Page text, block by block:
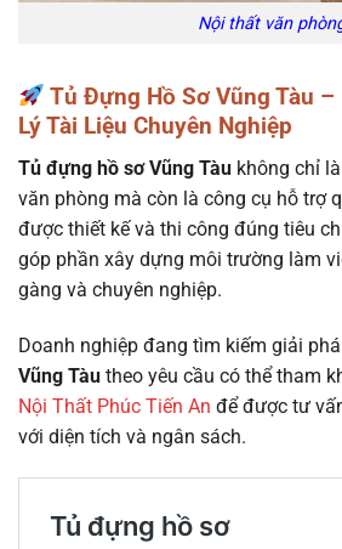
Nội thất văn
Tủ Đựng Hồ Sơ Vũng Tàu –
Lý Tài Liệu Chuyên Nghiệp
Tủ đựng hồ sơ Vũng Tàu không chỉ
văn phòng mà còn là công cụ hỗ trợ
được thiết kế và thi công đúng tiêu
góp phần xây dựng môi trường làm
gàng và chuyên nghiệp.
Doanh nghiệp đang tìm kiếm giải
Vũng Tàu theo yêu cầu có thể tham
Nội Thất Phúc Tiến An để được tư
với diện tích và ngân sách.